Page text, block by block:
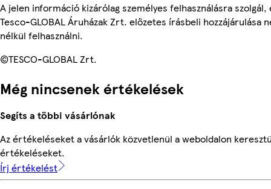
A jelen információ kizárólag személyes felhasználásra
Tesco-GLOBAL Áruházak Zrt. előzetes írásbeli hozzájárulása
nélkül felhasználni.
©TESCO-GLOBAL Zrt.
Még nincsenek értékelések
Segíts a többi vásárlónak
Az értékeléseket a vásárlók közvetlenül a weboldalon
értékeléseket.
Írj értékelést